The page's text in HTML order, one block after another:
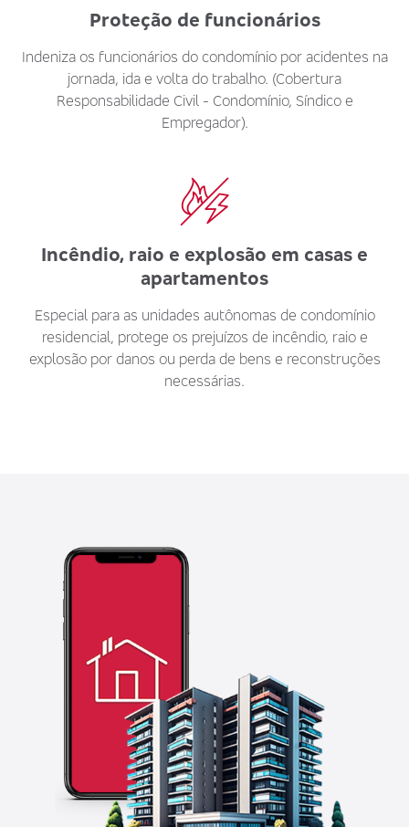
Proteção de funcionários
Indeniza os funcionários do condomínio por acidentes na
jornada, ida e volta do trabalho. (Cobertura
Responsabilidade Civil - Condomínio, Síndico e
Empregador).
Incêndio, raio e explosão em casas e
apartamentos
Especial para as unidades autônomas de condomínio
residencial, protege os prejuízos de incêndio, raio e
explosão por danos ou perda de bens e reconstruções
necessárias.